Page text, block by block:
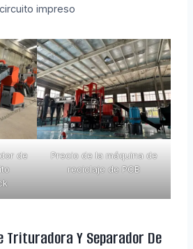
circuito impreso
de
Precio de la máquina de
reciclaje de PCB
Trituradora Y Separador De